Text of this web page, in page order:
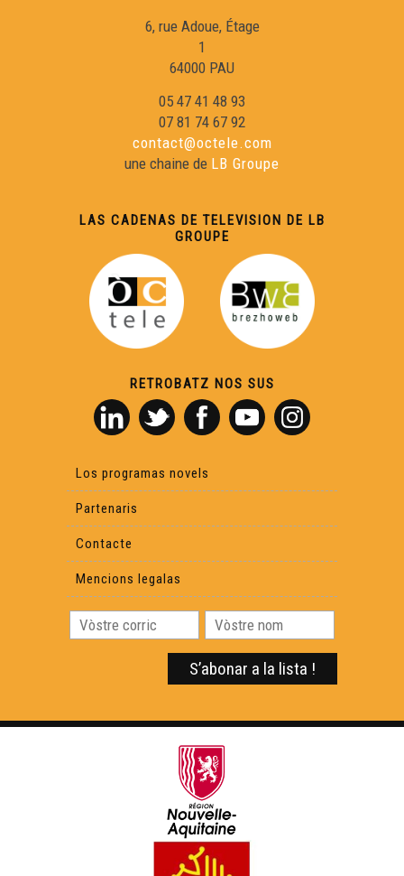
6, rue Adoue, Étage
1
64000 PAU
05 47 41 48 93
07 81 74 67 92
contact@octele.com
une chaine de LB Groupe
LAS CADENAS DE TELEVISION DE LB
GROUPE
RETROBATZ NOS SUS
Los programas novels
Partenaris
Contacte
Mencions legalas